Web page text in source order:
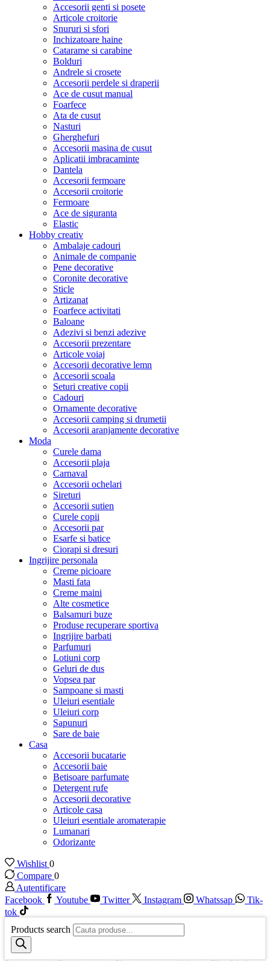
Accesorii genti si posete
Articole croitorie
Snururi si sfori
Inchizatoare haine
Catarame si carabine
Bolduri
Andrele si crosete
Accesorii perdele si draperii
Ace de cusut manual
Foarfece
Ata de cusut
Nasturi
Gherghefuri
Accesorii masina de cusut
Aplicatii imbracaminte
Dantela
Accesorii fermoare
Accesorii croitorie
Fermoare
Ace de siguranta
Elastic
Hobby creativ
Ambalaje cadouri
Animale de companie
Pene decorative
Coronite decorative
Sticle
Artizanat
Foarfece activitati
Baloane
Adezivi si benzi adezive
Accesorii prezentare
Articole voiaj
Accesorii decorative lemn
Accesorii scoala
Seturi creative copii
Cadouri
Ornamente decorative
Accesorii camping si drumetii
Accesorii aranjamente decorative
Moda
Curele dama
Accesorii plaja
Carnaval
Accesorii ochelari
Sireturi
Accesorii sutien
Curele copii
Accesorii par
Esarfe si batice
Ciorapi si dresuri
Ingrijire personala
Creme picioare
Masti fata
Creme maini
Alte cosmetice
Balsamuri buze
Produse recuperare sportiva
Ingrijire barbati
Parfumuri
Lotiuni corp
Geluri de dus
Vopsea par
Sampoane si masti
Uleiuri esentiale
Uleiuri corp
Sapunuri
Sare de baie
Casa
Accesorii bucatarie
Accesorii baie
Betisoare parfumate
Detergent rufe
Accesorii decorative
Articole casa
Uleiuri esentiale aromaterapie
Lumanari
Odorizante
Wishlist 0
Compare 0
Autentificare
Facebook
Youtube Twitter Instagram Whatssap
Tik-
tok
Products search